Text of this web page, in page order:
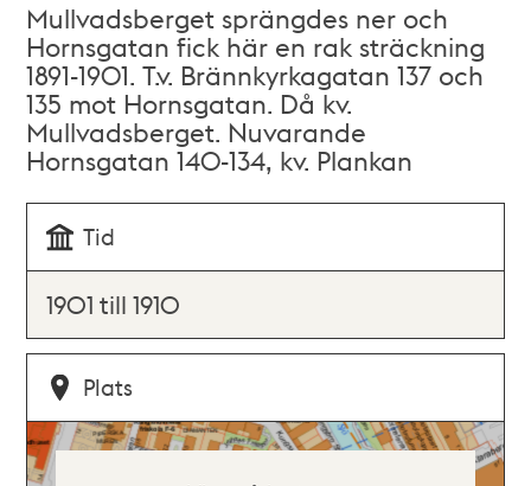
Mullvadsberget sprängdes ner och
Hornsgatan fick här en rak sträckning
1891-1901. T.v. Brännkyrkagatan 137 och
135 mot Hornsgatan. Då kv.
Mullvadsberget. Nuvarande
Hornsgatan 140-134, kv. Plankan
Tid
1901 till 1910
Plats